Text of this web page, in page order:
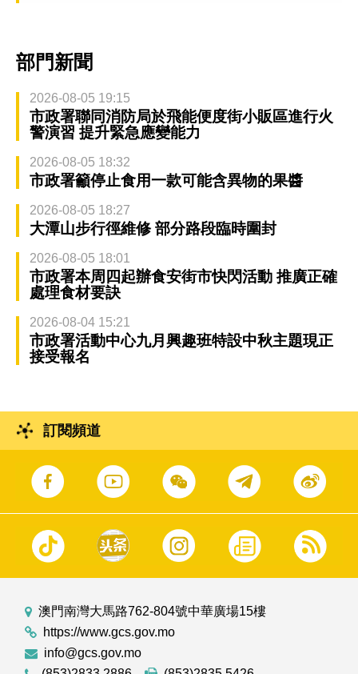
部門新聞
2026-08-05 19:15
市政署聯同消防局於飛能便度街小販區進行火
警演習 提升緊急應變能力
2026-08-05 18:32
市政署籲停止食用一款可能含異物的果醬
2026-08-05 18:27
大潭山步行徑維修 部分路段臨時圍封
2026-08-05 18:01
市政署本周四起辦食安街市快閃活動 推廣正確
處理食材要訣
2026-08-04 15:21
市政署活動中心九月興趣班特設中秋主題現正
接受報名
訂閱頻道
澳門南灣大馬路762-804號中華廣場15樓
https://www.gcs.gov.mo
info@gcs.gov.mo